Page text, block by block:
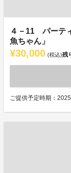
４－11 パーテ
魚ちゃん」
¥30,000 (税込)残
ご提供予定時期：